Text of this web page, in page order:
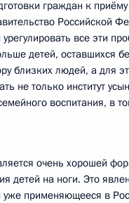
граждан к
Российской
все эти
детей, оставшихся
близких людей, а для
не только институт
воспитания, в
очень хорошей
детей на ноги. Это
уже применяющееся в